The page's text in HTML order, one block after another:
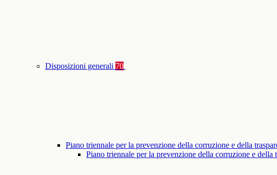
Disposizioni generali 70
Piano triennale per la prevenzione della corruzione e della
Piano triennale per la prevenzione della corruzione e della